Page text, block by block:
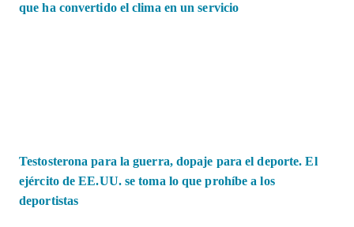
que ha convertido el clima en un servicio
Testosterona para la guerra, dopaje para el deporte. El
ejército de EE.UU. se toma lo que prohíbe a los
deportistas